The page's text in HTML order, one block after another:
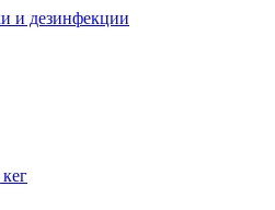
и дезинфекции